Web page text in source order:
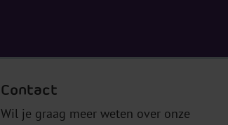
Contact
Wil je graag meer weten over onze